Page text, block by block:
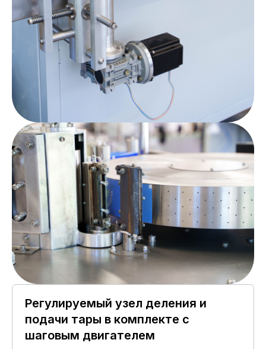
Регулируемый узел деления и
подачи тары в комплекте с
шаговым двигателем